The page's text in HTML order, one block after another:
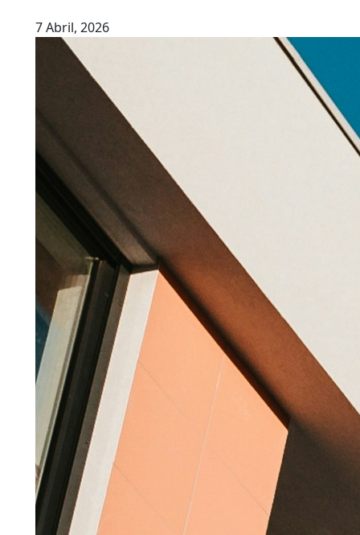
7 Abril, 2026